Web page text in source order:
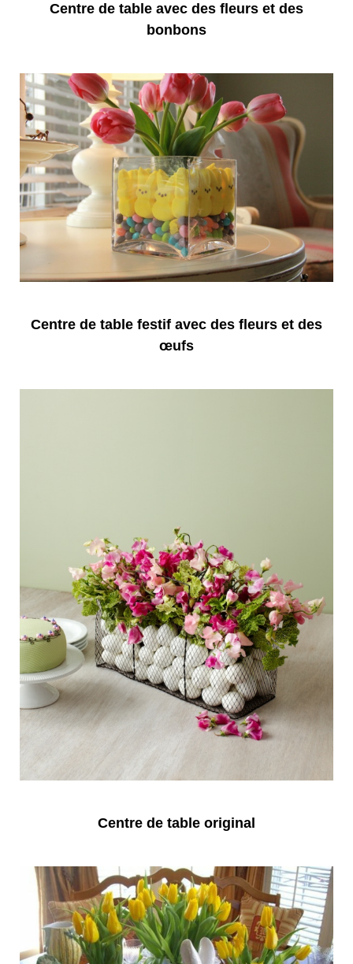
Centre de table avec des fleurs et des
bonbons
Centre de table festif avec des fleurs et des
œufs
Centre de table original